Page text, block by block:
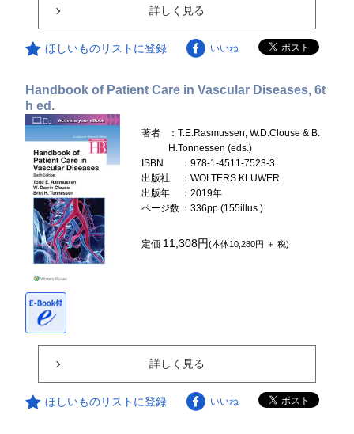
詳しく見る
ほしいものリストに登録 いいね
Handbook of Patient Care in Vascular Diseases, 6t
h ed.
著者
：T.E.Rasmussen, W.D.Clouse & B.
H.Tonnessen (eds.)
ISBN
：978-1-4511-7523-3
出版社
：WOLTERS KLUWER
出版年
：2019年
ページ数 ：336pp.(155illus.)
定価 11,308円(本体10,280円 ＋ 税)
詳しく見る
ほしいものリストに登録 いいね